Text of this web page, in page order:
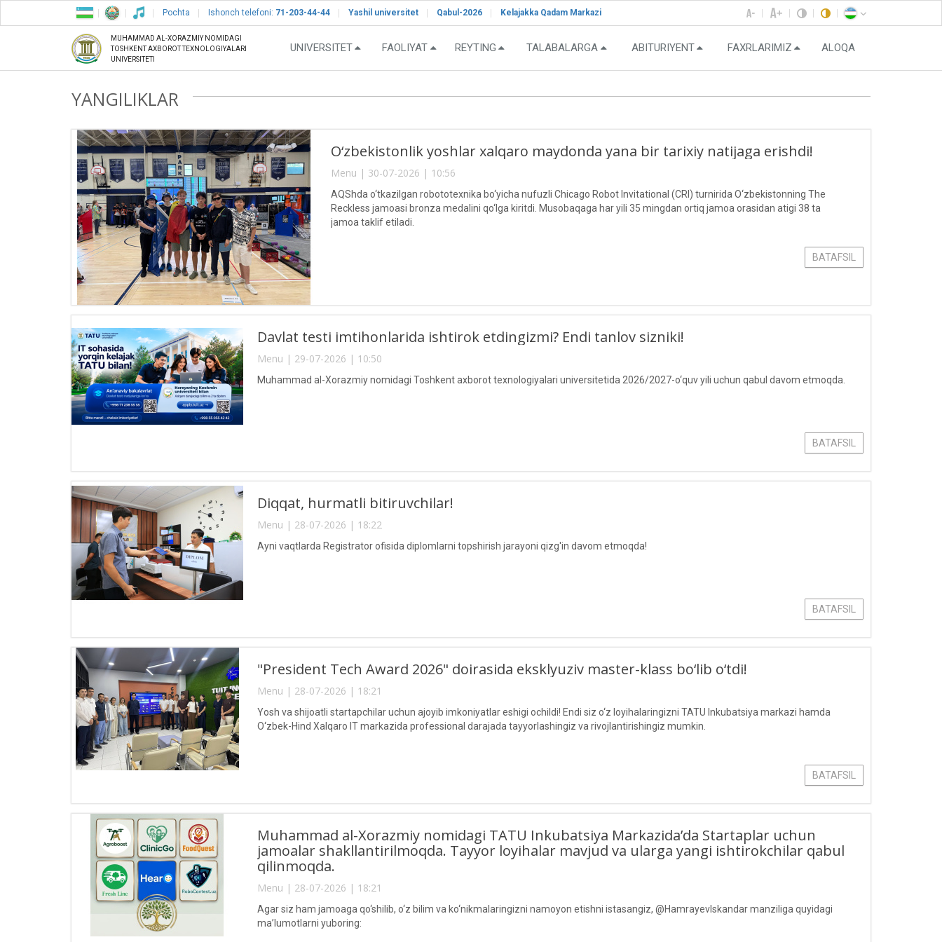
Pochta Ishonch telefoni: 71-203-44-44 Yashil universitet Qabul-2026 Kelajakka Qadam Markazi
MUHAMMAD AL-XORAZMIY NOMIDAGI
TOSHKENT AXBOROT TEXNOLOGIYALARI
UNIVERSITETI
UNIVERSITET FAOLIYAT REYTING TALABALARGA ABITURIYENT FAXRLARIMIZ ALOQA
YANGILIKLAR
O‘zbekistonlik yoshlar xalqaro maydonda yana bir tarixiy natijaga erishdi!
Menu | 30-07-2026 | 10:56
AQShda o‘tkazilgan robototexnika bo‘yicha nufuzli Chicago Robot Invitational (CRI) turnirida O‘zbekistonning The
Reckless jamoasi bronza medalini qo‘lga kiritdi. Musobaqaga har yili 35 mingdan ortiq jamoa orasidan atigi 38 ta
jamoa taklif etiladi.
BATAFSIL
Davlat testi imtihonlarida ishtirok etdingizmi? Endi tanlov sizniki!
Menu | 29-07-2026 | 10:50
Muhammad al-Xorazmiy nomidagi Toshkent axborot texnologiyalari universitetida 2026/2027-o‘quv yili uchun qabul davom etmoqda.
BATAFSIL
Diqqat, hurmatli bitiruvchilar!
Menu | 28-07-2026 | 18:22
Ayni vaqtlarda Registrator ofisida diplomlarni topshirish jarayoni qizg'in davom etmoqda!
BATAFSIL
"President Tech Award 2026" doirasida eksklyuziv master-klass bo‘lib o‘tdi!
Menu | 28-07-2026 | 18:21
Yosh va shijoatli startapchilar uchun ajoyib imkoniyatlar eshigi ochildi! Endi siz o‘z loyihalaringizni TATU Inkubatsiya markazi hamda
O‘zbek-Hind Xalqaro IT markazida professional darajada tayyorlashingiz va rivojlantirishingiz mumkin.
BATAFSIL
Muhammad al-Xorazmiy nomidagi TATU Inkubatsiya Markazida’da Startaplar uchun
jamoalar shakllantirilmoqda. Tayyor loyihalar mavjud va ularga yangi ishtirokchilar qabul
qilinmoqda.
Menu | 28-07-2026 | 18:21
Agar siz ham jamoaga qo‘shilib, o‘z bilim va ko‘nikmalaringizni namoyon etishni istasangiz, @HamrayevIskandar manziliga quyidagi
ma’lumotlarni yuboring: